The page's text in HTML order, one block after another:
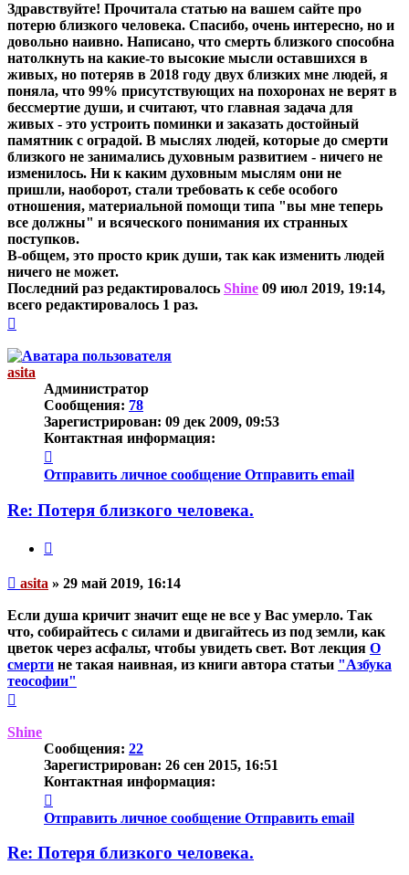
Здравствуйте! Прочитала статью на вашем сайте про
потерю близкого человека. Спасибо, очень интересно, но и
довольно наивно. Написано, что смерть близкого способна
натолкнуть на какие-то высокие мысли оставшихся в
живых, но потеряв в 2018 году двух близких мне людей, я
поняла, что 99% присутствующих на похоронах не верят в
бессмертие души, и считают, что главная задача для
живых - это устроить поминки и заказать достойный
памятник с оградой. В мыслях людей, которые до смерти
близкого не занимались духовным развитием - ничего не
изменилось. Ни к каким духовным мыслям они не
пришли, наоборот, стали требовать к себе особого
отношения, материальной помощи типа "вы мне теперь
все должны" и всяческого понимания их странных
поступков.
В-общем, это просто крик души, так как изменить людей
ничего не может.
Последний раз редактировалось Shine 09 июл 2019, 19:14,
всего редактировалось 1 раз.
началу
asita
Администратор
Сообщения: 78
Зарегистрирован: 09 дек 2009, 09:53
Контактная информация:
информация
пользователя
Отправить личное сообщение Отправить email
Re: Потеря близкого человека.
Непрочитанное
asita » 29 май 2019, 16:14
Если душа кричит значит еще не все у Вас умерло. Так
что, собирайтесь с силами и двигайтесь из под земли, как
цветок через асфальт, чтобы увидеть свет. Вот лекция О
смерти не такая наивная, из книги автора статьи "Азбука
теософии"
началу
Shine
Сообщения: 22
Зарегистрирован: 26 сен 2015, 16:51
Контактная информация:
информация
пользователя
Отправить личное сообщение Отправить email
Re: Потеря близкого человека.